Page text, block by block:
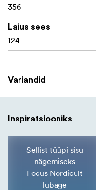
356
Laius sees
124
Variandid
Inspiratsiooniks
Sellist tüüpi sisu
nägemiseks
Focus Nordicult
lubage